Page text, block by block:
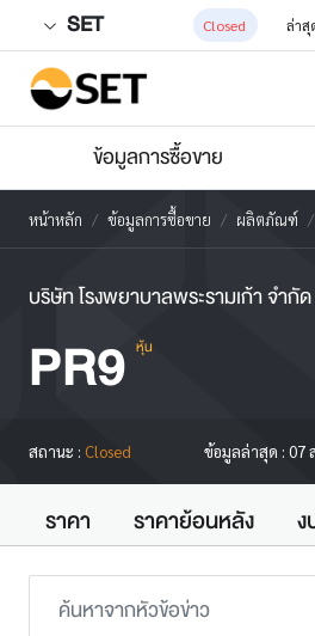
SET Closed ล่าสุ
ข้อมูลการซื้อขาย
หน้าหลัก ข้อมูลการซื้อขาย ผลิตภัณฑ์
บริษัท โรงพยาบาลพระรามเก้า จำกั
PR9 หุ้น
สถานะ : Closed ข้อมูลล่าสุด : 07
ราคา ราคาย้อนหลัง ง